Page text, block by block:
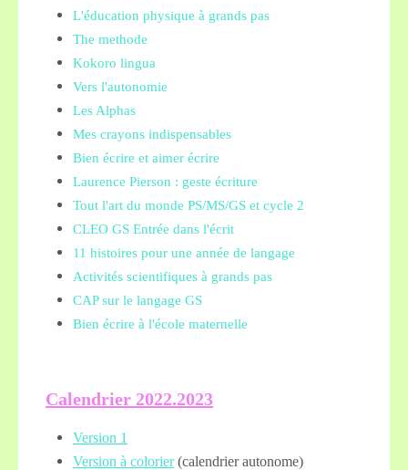
L'éducation physique à grands pas
The methode
Kokoro lingua
Vers l'autonomie
Les Alphas
Mes crayons indispensables
Bien écrire et aimer écrire
Laurence Pierson : geste écriture
Tout l'art du monde PS/MS/GS et cycle 2
CLEO GS Entrée dans l'écrit
11 histoires pour une année de langage
Activités scientifiques à grands pas
CAP sur le langage GS
Bien écrire à l'école maternelle
Calendrier 2022.2023
Version 1
Version à colorier(calendrier autonome)